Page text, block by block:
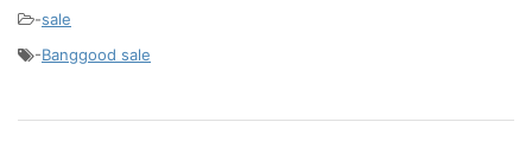
-sale
-Banggood sale